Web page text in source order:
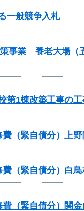
一般競争入札
事業 養老大場
第1棟改築工事の
（緊自債分）上
（緊自債分）白
（緊自債分）関